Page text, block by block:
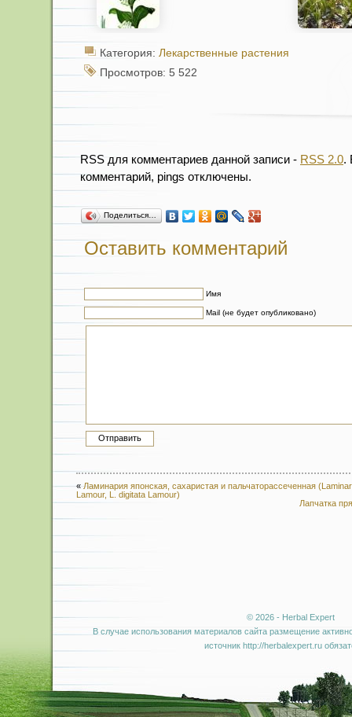
Категория: Лекарственные растения
Просмотров: 5 522
RSS для комментариев данной записи - RSS 2.0.
комментарий, pings отключены.
Поделиться…
Оставить комментарий
Имя
Mail (не будет опубликовано)
« Ламинария японская, сахаристая и пальчаторассеченная
Lamour, L. digitata Lamour)
Лапчатка
© 2026 - Herbal Expert
В случае использования материалов сайта размещение
источник http://herbalexpert.ru